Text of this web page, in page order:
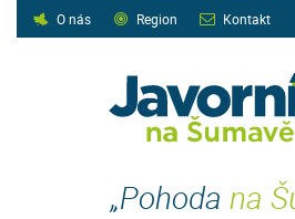
O nás Region Kontakt
„Pohoda na